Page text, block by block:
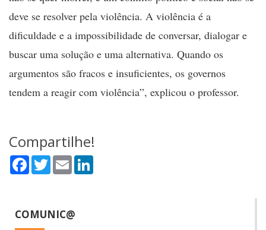
deve se resolver pela violência. A violência é a
dificuldade e a impossibilidade de conversar, dialogar e
buscar uma solução e uma alternativa. Quando os
argumentos são fracos e insuficientes, os governos
tendem a reagir com violência”, explicou o professor.
Compartilhe!
Facebook
TwitterEmail
COMUNIC@